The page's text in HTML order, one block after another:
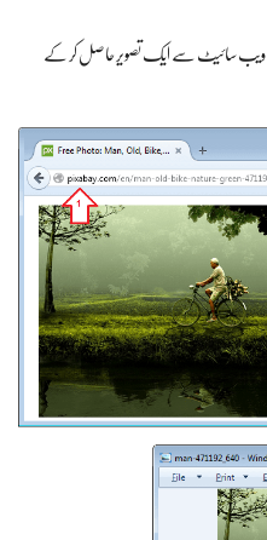
ویب سائیٹ سے ایک تصویر حاصل کر کے